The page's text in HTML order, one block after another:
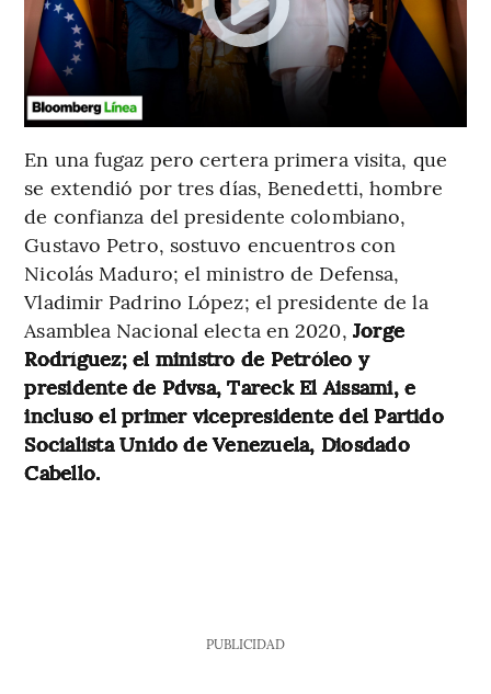
En una fugaz pero certera primera visita, que
se extendió por tres días, Benedetti, hombre
de confianza del presidente colombiano,
Gustavo Petro, sostuvo encuentros con
Nicolás Maduro; el ministro de Defensa,
Vladimir Padrino López; el presidente de la
Asamblea Nacional electa en 2020, Jorge
Rodríguez; el ministro de Petróleo y
presidente de Pdvsa, Tareck El Aissami, e
incluso el primer vicepresidente del Partido
Socialista Unido de Venezuela, Diosdado
Cabello.
PUBLICIDAD